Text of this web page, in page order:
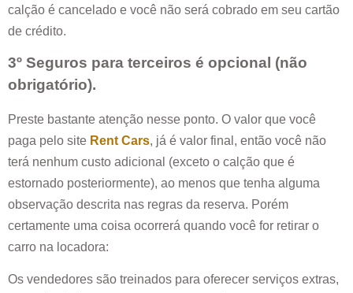
calção é cancelado e você não será cobrado em seu cartão
de crédito.
3º Seguros para terceiros é opcional (não
obrigatório).
Preste bastante atenção nesse ponto. O valor que você
paga pelo site Rent Cars, já é valor final, então você não
terá nenhum custo adicional (exceto o calção que é
estornado posteriormente), ao menos que tenha alguma
observação descrita nas regras da reserva. Porém
certamente uma coisa ocorrerá quando você for retirar o
carro na locadora:
Os vendedores são treinados para oferecer serviços extras,